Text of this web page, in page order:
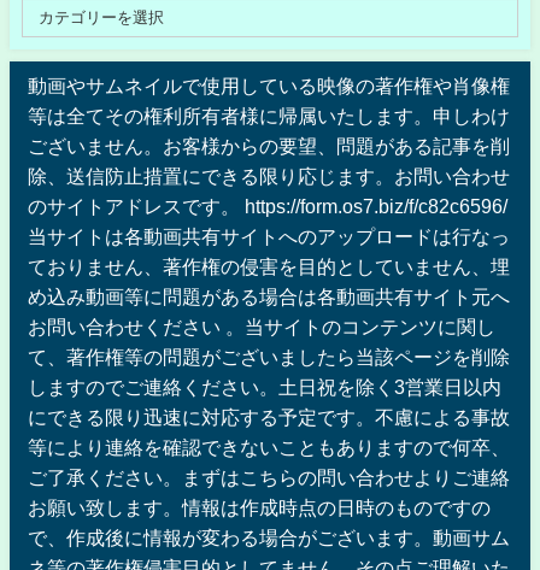
動画やサムネイルで使用している映像の著作権や肖像権
等は全てその権利所有者様に帰属いたします。申しわけ
ございません。お客様からの要望、問題がある記事を削
除、送信防止措置にできる限り応じます。お問い合わせ
のサイトアドレスです。 https://form.os7.biz/f/c82c6596/
当サイトは各動画共有サイトへのアップロードは行なっ
ておりません、著作権の侵害を目的としていません、埋
め込み動画等に問題がある場合は各動画共有サイト元へ
お問い合わせください 。当サイトのコンテンツに関し
て、著作権等の問題がございましたら当該ページを削除
しますのでご連絡ください。土日祝を除く3営業日以内
にできる限り迅速に対応する予定です。不慮による事故
等により連絡を確認できないこともありますので何卒、
ご了承ください。まずはこちらの問い合わせよりご連絡
お願い致します。情報は作成時点の日時のものですの
で、作成後に情報が変わる場合がございます。動画サム